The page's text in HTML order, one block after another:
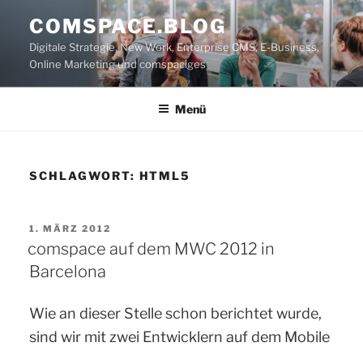
Inhalt
springen
COMSPACE.BLOG
Digitale Strategie, New Work, Enterprise CMS, E-Business,
Online Marketing und comspaciges
Menü
SCHLAGWORT: HTML5
VERÖFFENTLICHT
1. MÄRZ 2012
comspace auf dem MWC 2012 in
Barcelona
Wie an dieser Stelle schon berichtet wurde,
sind wir mit zwei Entwicklern auf dem Mobile